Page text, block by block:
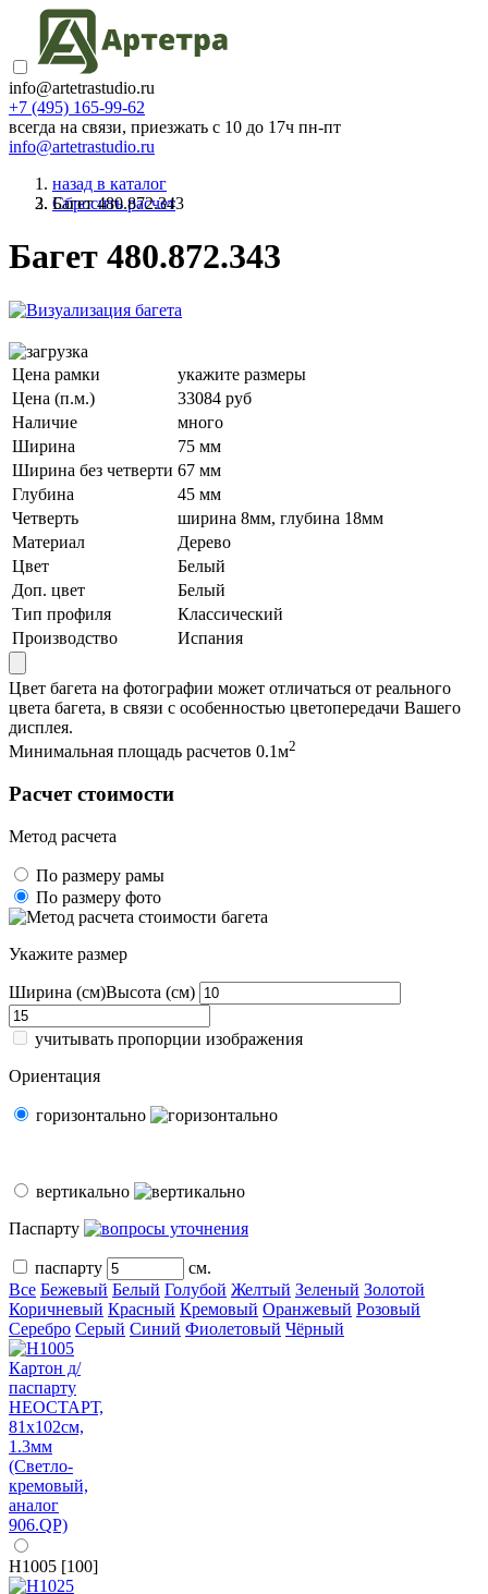
info@artetrastudio.ru
+7 (495) 165-99-62
всегда на связи, приезжать c 10 до 17ч пн-пт
info@artetrastudio.ru
назад в каталог
Багет 480.872.343
Сбросить расчет
Багет 480.872.343
Цена рамки
укажите размеры
Цена (п.м.)
33084 руб
Наличие
много
Ширина
75 мм
Ширина без четверти 67 мм
Глубина
45 мм
Четверть
ширина 8мм, глубина 18мм
Материал
Дерево
Цвет
Белый
Доп. цвет
Белый
Тип профиля
Классический
Производство
Испания
Цвет багета на фотографии может отличаться от реального
цвета багета, в связи с особенностью цветопередачи Вашего
дисплея.
Минимальная площадь расчетов 0.1м2
Расчет стоимости
Метод расчета
По размеру рамы
По размеру фото
Укажите размер
Ширина (см)Высота (см)
учитывать пропорции изображения
Ориентация
горизонтально
вертикально
Паспарту
паспарту
см.
Все Бежевый Белый Голубой Желтый Зеленый Золотой
Коричневый Красный Кремовый Оранжевый Розовый
Серебро Серый Синий Фиолетовый Чёрный
H1005 [100]